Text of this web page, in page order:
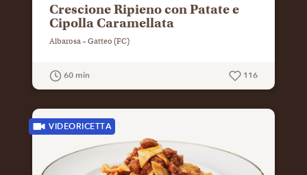
Crescione Ripieno con Patate e
Cipolla Caramellata
Albarosa – Gatteo (FC)
60 min 116
VIDEORICETTA